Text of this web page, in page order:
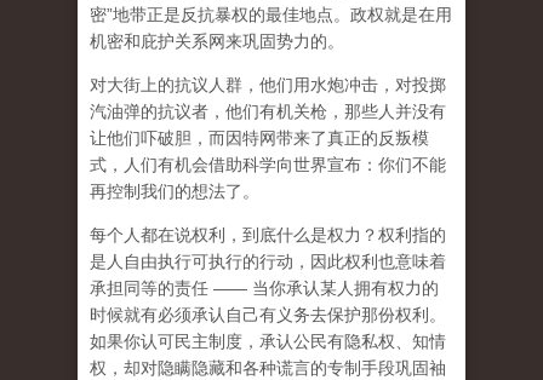
密”地带正是反抗暴权的最佳地点。政权就是在用
机密和庇护关系网来巩固势力的。
对大街上的抗议人群，他们用水炮冲击，对投掷
汽油弹的抗议者，他们有机关枪，那些人并没有
让他们吓破胆，而因特网带来了真正的反叛模
式，人们有机会借助科学向世界宣布：你们不能
再控制我们的想法了。
每个人都在说权利，到底什么是权力？权利指的
是人自由执行可执行的行动，因此权利也意味着
承担同等的责任 —— 当你承认某人拥有权力的
时候就有必须承认自己有义务去保护那份权利。
如果你认可民主制度，承认公民有隐私权、知情
权，却对隐瞒隐藏和各种谎言的专制手段巩固袖